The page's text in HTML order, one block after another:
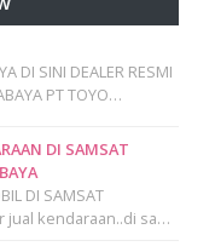
DI SINI DEALER RESMI
PT TOYO…
DI SAMSAT
DI SAMSAT
jual kendaraan..di sa…